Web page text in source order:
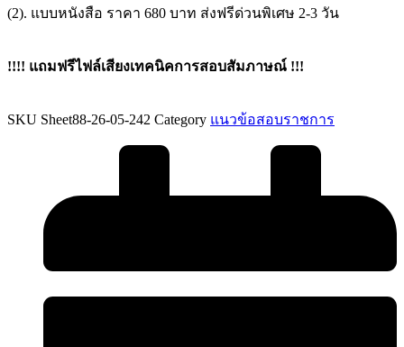
วิชาการ
มหาวิทยาลัย
แห่ง
(2). แบบหนังสือ ราคา 680 บาท ส่งฟรีด่วนพิเศษ 2-3 วัน
!!!! แถมฟรีไฟล์เสียงเทคนิคการสอบสัมภาษณ์ !!!
SKU Sheet88-26-05-242 Category แนวข้อสอบราชการ